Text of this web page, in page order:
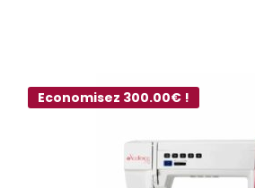
Economisez 300.00€ !